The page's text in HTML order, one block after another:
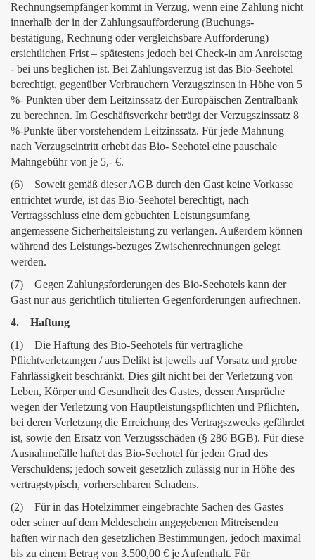
Rechnungsempfänger kommt in Verzug, wenn eine Zahlung nicht
innerhalb der in der Zahlungsaufforderung (Buchungs-
bestätigung, Rechnung oder vergleichsbare Aufforderung)
ersichtlichen Frist – spätestens jedoch bei Check-in am Anreisetag
- bei uns beglichen ist. Bei Zahlungsverzug ist das Bio-Seehotel
berechtigt, gegenüber Verbrauchern Verzugszinsen in Höhe von 5
%- Punkten über dem Leitzinssatz der Europäischen Zentralbank
zu berechnen. Im Geschäftsverkehr beträgt der Verzugszinssatz 8
%-Punkte über vorstehendem Leitzinssatz. Für jede Mahnung
nach Verzugseintritt erhebt das Bio- Seehotel eine pauschale
Mahngebühr von je 5,- €.
(6) Soweit gemäß dieser AGB durch den Gast keine Vorkasse
entrichtet wurde, ist das Bio-Seehotel berechtigt, nach
Vertragsschluss eine dem gebuchten Leistungsumfang
angemessene Sicherheitsleistung zu verlangen. Außerdem können
während des Leistungs-bezuges Zwischenrechnungen gelegt
werden.
(7) Gegen Zahlungsforderungen des Bio-Seehotels kann der
Gast nur aus gerichtlich titulierten Gegenforderungen aufrechnen.
4. Haftung
(1) Die Haftung des Bio-Seehotels für vertragliche
Pflichtverletzungen / aus Delikt ist jeweils auf Vorsatz und grobe
Fahrlässigkeit beschränkt. Dies gilt nicht bei der Verletzung von
Leben, Körper und Gesundheit des Gastes, dessen Ansprüche
wegen der Verletzung von Hauptleistungspflichten und Pflichten,
bei deren Verletzung die Erreichung des Vertragszwecks gefährdet
ist, sowie den Ersatz von Verzugsschäden (§ 286 BGB). Für diese
Ausnahmefälle haftet das Bio-Seehotel für jeden Grad des
Verschuldens; jedoch soweit gesetzlich zulässig nur in Höhe des
vertragstypisch, vorhersehbaren Schadens.
(2) Für in das Hotelzimmer eingebrachte Sachen des Gastes
oder seiner auf dem Meldeschein angegebenen Mitreisenden
haften wir nach den gesetzlichen Bestimmungen, jedoch maximal
bis zu einem Betrag von 3.500,00 € je Aufenthalt. Für